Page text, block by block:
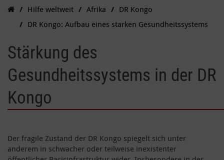
Hilfe weltweit Afrika
DR Kongo
DR Kongo: Aufbau eines starken Gesundheitssystems
Stärkung des
Gesundheitssystems in der DR
Kongo
Der fragile Zustand der DR Kongo spiegelt sich unter
anderem in schwacher oder teilweise inexistenter